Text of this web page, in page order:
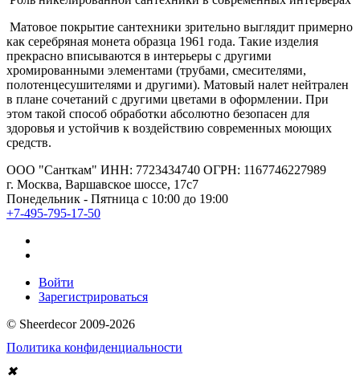
Матовое покрытие сантехники зрительно выглядит примерно
как серебряная монета образца 1961 года. Такие изделия
прекрасно вписываются в интерьеры с другими
хромированными элементами (трубами, смесителями,
полотенцесушителями и другими). Матовый налет нейтрален
в плане сочетаний с другими цветами в оформлении. При
этом такой способ обработки абсолютно безопасен для
здоровья и устойчив к воздействию современных моющих
средств.
ООО "Санткам" ИНН: 7723434740 ОГРН: 1167746227989
г. Москва, Варшавское шоссе, 17с7
Понедельник - Пятница с 10:00 до 19:00
+7-495-795-17-50
Войти
Зарегистрироваться
© Sheerdecor 2009-2026
Политика конфиденциальности
✖